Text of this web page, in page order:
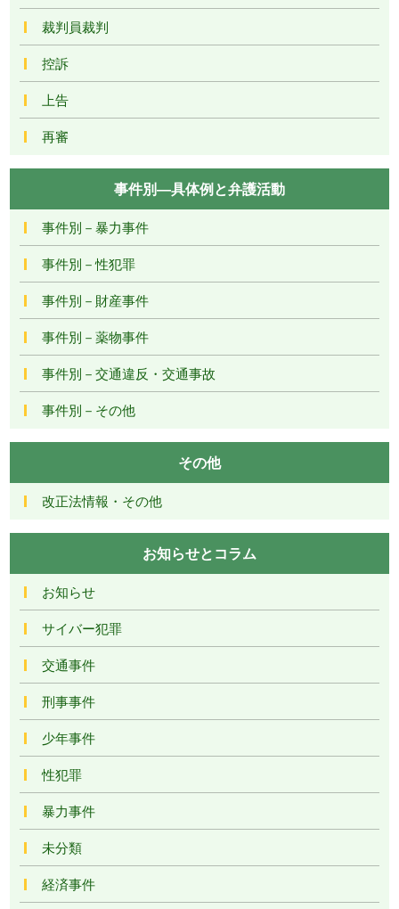
裁判員裁判
控訴
上告
再審
事件別―具体例と弁護活動
事件別－暴力事件
事件別－性犯罪
事件別－財産事件
事件別－薬物事件
事件別－交通違反・交通事故
事件別－その他
その他
改正法情報・その他
お知らせとコラム
お知らせ
サイバー犯罪
交通事件
刑事事件
少年事件
性犯罪
暴力事件
未分類
経済事件